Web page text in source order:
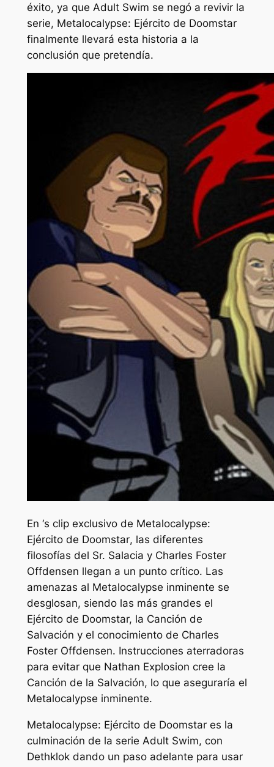
éxito, ya que Adult Swim se negó a revivir la
serie, Metalocalypse: Ejército de Doomstar
finalmente llevará esta historia a la
conclusión que pretendía.
En ‘s clip exclusivo de Metalocalypse:
Ejército de Doomstar, las diferentes
filosofías del Sr. Salacia y Charles Foster
Offdensen llegan a un punto crítico. Las
amenazas al Metalocalypse inminente se
desglosan, siendo las más grandes el
Ejército de Doomstar, la Canción de
Salvación y el conocimiento de Charles
Foster Offdensen. Instrucciones aterradoras
para evitar que Nathan Explosion cree la
Canción de la Salvación, lo que aseguraría el
Metalocalypse inminente.
Metalocalypse: Ejército de Doomstares la
culminación de la serie Adult Swim, con
Dethklok dando un paso adelante para usar